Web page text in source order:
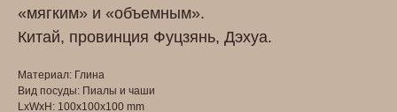
«мягким» и «объемным».
Китай, провинция Фуцзянь, Дэхуа.
Материал: Глина
Вид посуды: Пиалы и чаши
LxWxH: 100x100x100 mm